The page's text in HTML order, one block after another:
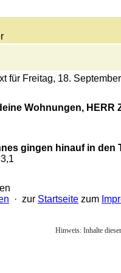
für Freitag, 18.
Wohnungen, HERR
gingen hinauf in den
· zur Startseite zum
Hinweis: Inhalte